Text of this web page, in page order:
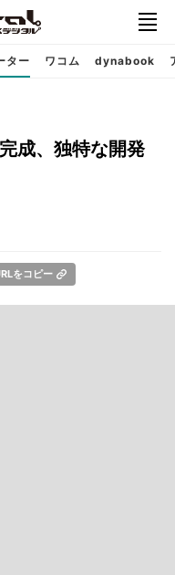
ター ワコム dynabook
成、独特な開発
をコピー